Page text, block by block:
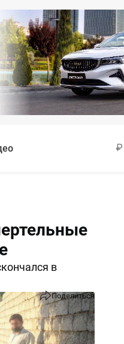
в
Поделиться